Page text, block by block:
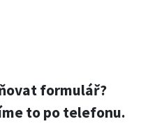
formulář?
to po telefonu.